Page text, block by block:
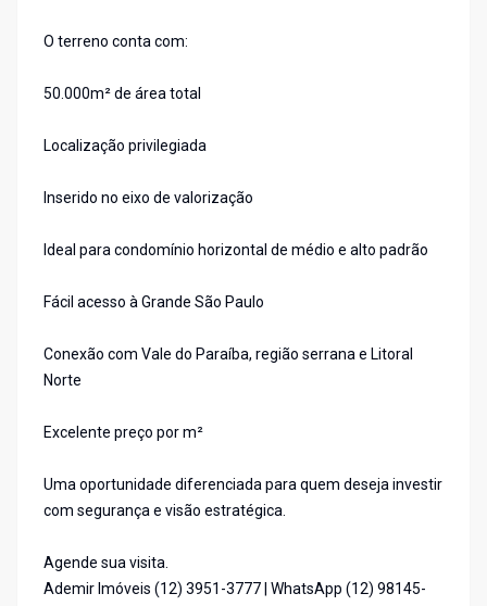
O terreno conta com:
50.000m² de área total
Localização privilegiada
Inserido no eixo de valorização
Ideal para condomínio horizontal de médio e alto padrão
Fácil acesso à Grande São Paulo
Conexão com Vale do Paraíba, região serrana e Litoral
Norte
Excelente preço por m²
Uma oportunidade diferenciada para quem deseja investir
com segurança e visão estratégica.
Agende sua visita.
Ademir Imóveis (12) 3951-3777 | WhatsApp (12) 98145-